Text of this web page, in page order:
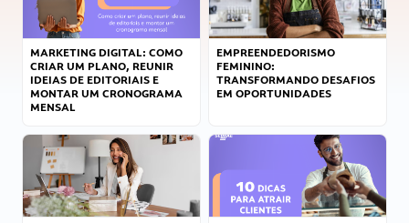
MARKETING DIGITAL: COMO
CRIAR UM PLANO, REUNIR
IDEIAS DE EDITORIAIS E
MONTAR UM CRONOGRAMA
MENSAL
EMPREENDEDORISMO
FEMININO:
TRANSFORMANDO DESAFIOS
EM OPORTUNIDADES